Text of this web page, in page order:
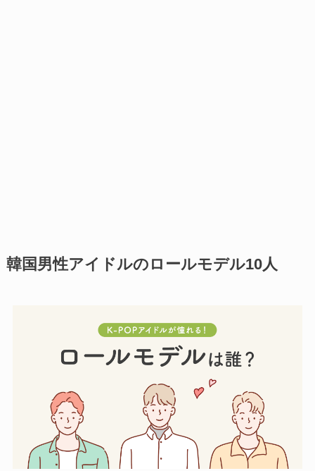
韓国男性アイドルのロールモデル10人